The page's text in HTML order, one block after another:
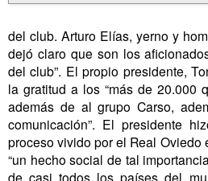
del club. Arturo Elías, yerno y
dejó claro que son los
del club”. El propio presidente,
la gratitud a los “más de 20.000
además de al grupo Carso,
comunicación”. El presidente
proceso vivido por el Real Oviedo
“un hecho social de tal
de casi todos los países del